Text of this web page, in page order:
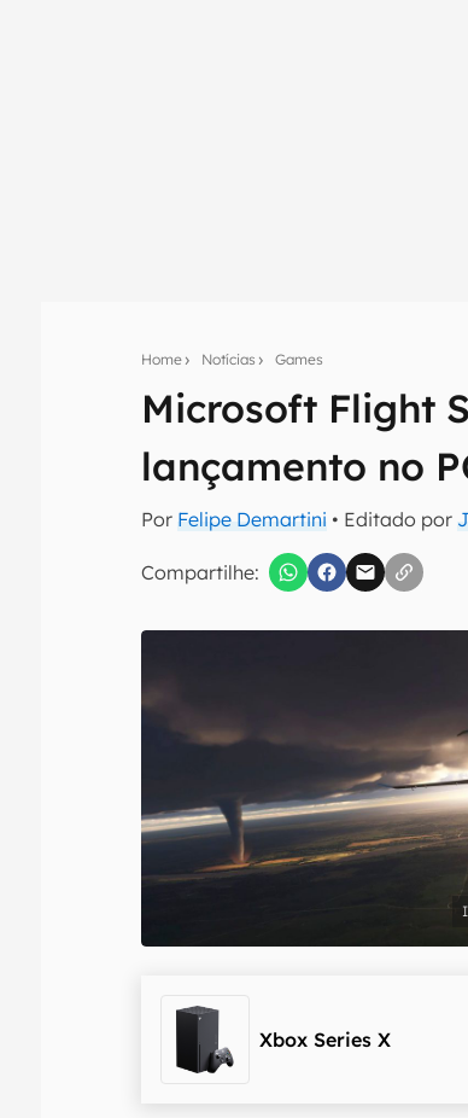
Home Notícias Games
Microsoft Flight
lançamento no
Por Felipe Demartini • Editado por
Compartilhe:
Seu resumo
Assine a newsletter do
mão.
Confirmo que li, aceito e
Xbox Series X